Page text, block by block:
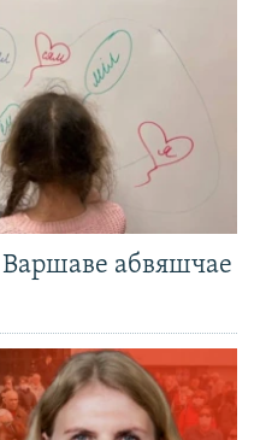
абвяшчае